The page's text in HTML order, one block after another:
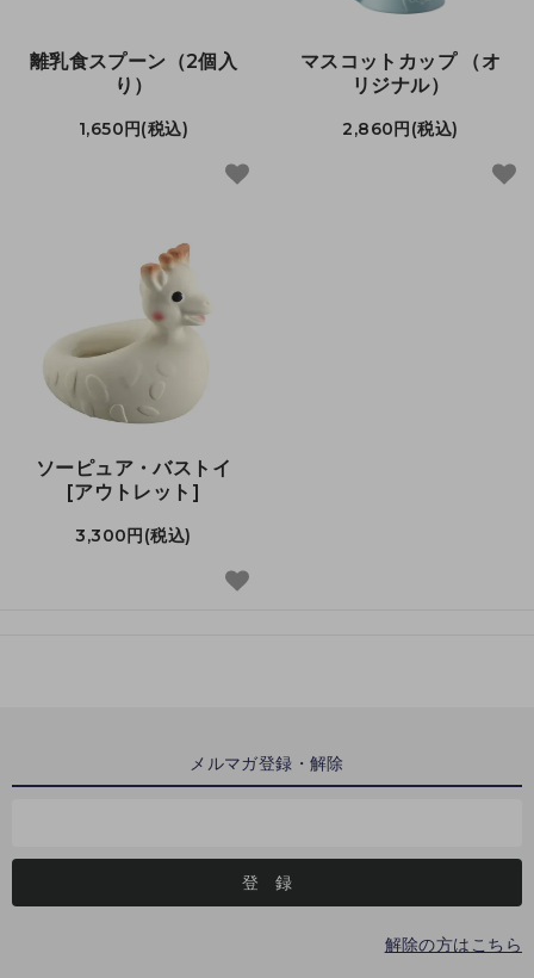
離乳食スプーン（2個入
り）
1,650円(税込)
マスコットカップ （オ
リジナル）
2,860円(税込)
ソーピュア・バストイ
[アウトレット]
3,300円(税込)
メルマガ登録・解除
解除の方はこちら